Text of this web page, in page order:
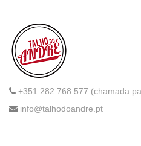
+351 282 768 577 (chamada
info@talhodoandre.pt